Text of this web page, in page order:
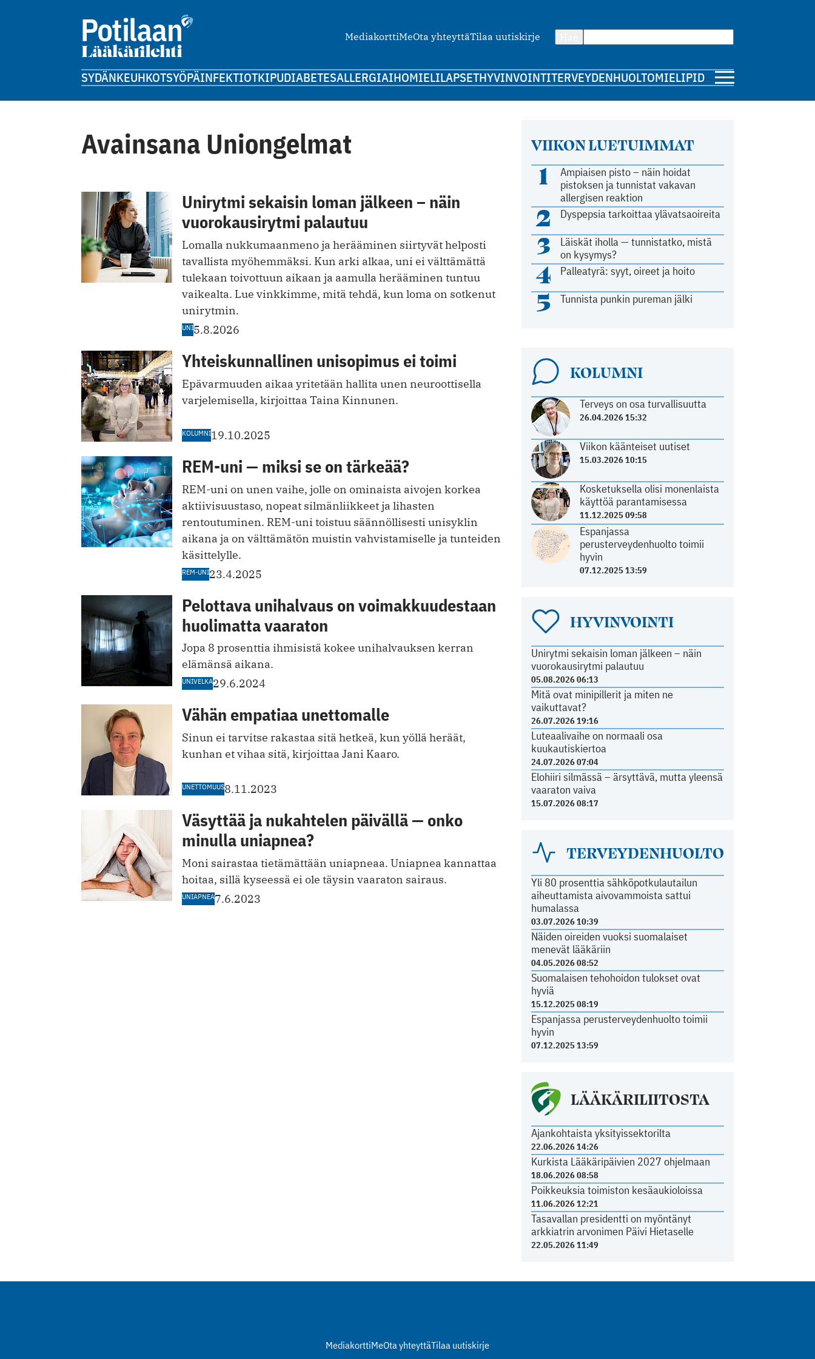
MediakorttiMeOta yhteyttäTilaa uutiskirje
SYDÄNKEUHKOTSYÖPÄINFEKTIOTKIPUDIABETESALLERGIAIHOMIELILAPSETHYVINVOINTITERVEYDENHUOLTOMIELIPIDE
Avainsana Uniongelmat
Unirytmi sekaisin loman jälkeen – näin
vuorokausirytmi palautuu
Lomalla nukkumaanmeno ja herääminen siirtyvät helposti
tavallista myöhemmäksi. Kun arki alkaa, uni ei välttämättä
tulekaan toivottuun aikaan ja aamulla herääminen tuntuu
vaikealta. Lue vinkkimme, mitä tehdä, kun loma on sotkenut
unirytmin.
UNI5.8.2026
Yhteiskunnallinen unisopimus ei toimi
Epävarmuuden aikaa yritetään hallita unen neuroottisella
varjelemisella, kirjoittaa Taina Kinnunen.
KOLUMNI19.10.2025
REM-uni — miksi se on tärkeää?
REM-uni on unen vaihe, jolle on ominaista aivojen korkea
aktiivisuustaso, nopeat silmänliikkeet ja lihasten
rentoutuminen. REM-uni toistuu säännöllisesti unisyklin
aikana ja on välttämätön muistin vahvistamiselle ja tunteiden
käsittelylle.
REM-UNI23.4.2025
Pelottava unihalvaus on voimakkuudestaan
huolimatta vaaraton
Jopa 8 prosenttia ihmisistä kokee unihalvauksen kerran
elämänsä aikana.
UNIVELKA29.6.2024
Vähän empatiaa unettomalle
Sinun ei tarvitse rakastaa sitä hetkeä, kun yöllä heräät,
kunhan et vihaa sitä, kirjoittaa Jani Kaaro.
UNETTOMUUS8.11.2023
Väsyttää ja nukahtelen päivällä — onko
minulla uniapnea?
Moni sairastaa tietämättään uniapneaa. Uniapnea kannattaa
hoitaa, sillä kyseessä ei ole täysin vaaraton sairaus.
UNIAPNEA7.6.2023
VIIKON LUETUIMMAT
1
Ampiaisen pisto – näin hoidat
pistoksen ja tunnistat vakavan
allergisen reaktion
2 Dyspepsia tarkoittaa ylävatsaoireita
3
Läiskät iholla — tunnistatko, mistä
on kysymys?
4 Palleatyrä: syyt, oireet ja hoito
5 Tunnista punkin pureman jälki
KOLUMNI
Terveys on osa turvallisuutta
26.04.2026 15:32
Viikon käänteiset uutiset
15.03.2026 10:15
Kosketuksella olisi monenlaista
käyttöä parantamisessa
11.12.2025 09:58
Espanjassa
perusterveydenhuolto toimii
hyvin
07.12.2025 13:59
HYVINVOINTI
Unirytmi sekaisin loman jälkeen – näin
vuorokausirytmi palautuu
05.08.2026 06:13
Mitä ovat minipillerit ja miten ne
vaikuttavat?
26.07.2026 19:16
Luteaalivaihe on normaali osa
kuukautiskiertoa
24.07.2026 07:04
Elohiiri silmässä – ärsyttävä, mutta yleensä
vaaraton vaiva
15.07.2026 08:17
TERVEYDENHUOLTO
Yli 80 prosenttia sähköpotkulautailun
aiheuttamista aivovammoista sattui
humalassa
03.07.2026 10:39
Näiden oireiden vuoksi suomalaiset
menevät lääkäriin
04.05.2026 08:52
Suomalaisen tehohoidon tulokset ovat
hyviä
15.12.2025 08:19
Espanjassa perusterveydenhuolto toimii
hyvin
07.12.2025 13:59
LÄÄKÄRILIITOSTA
Ajankohtaista yksityissektorilta
22.06.2026 14:26
Kurkista Lääkäripäivien 2027 ohjelmaan
18.06.2026 08:58
Poikkeuksia toimiston kesäaukioloissa
11.06.2026 12:21
Tasavallan presidentti on myöntänyt
arkkiatrin arvonimen Päivi Hietaselle
22.05.2026 11:49
MediakorttiMeOta yhteyttäTilaa uutiskirje